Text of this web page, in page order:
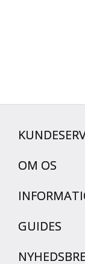
OM OS
GUIDES